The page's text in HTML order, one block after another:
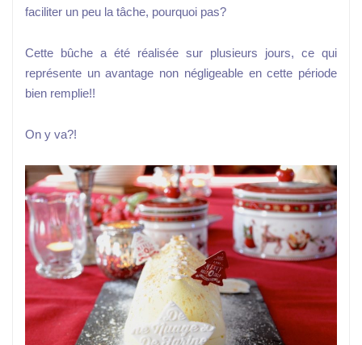
faciliter un peu la tâche, pourquoi pas?
Cette bûche a été réalisée sur plusieurs jours, ce qui
représente un avantage non négligeable en cette période
bien remplie!!
On y va?!